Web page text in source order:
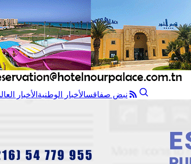
نبض صفاقسالأخبار الوطنية الأخبار